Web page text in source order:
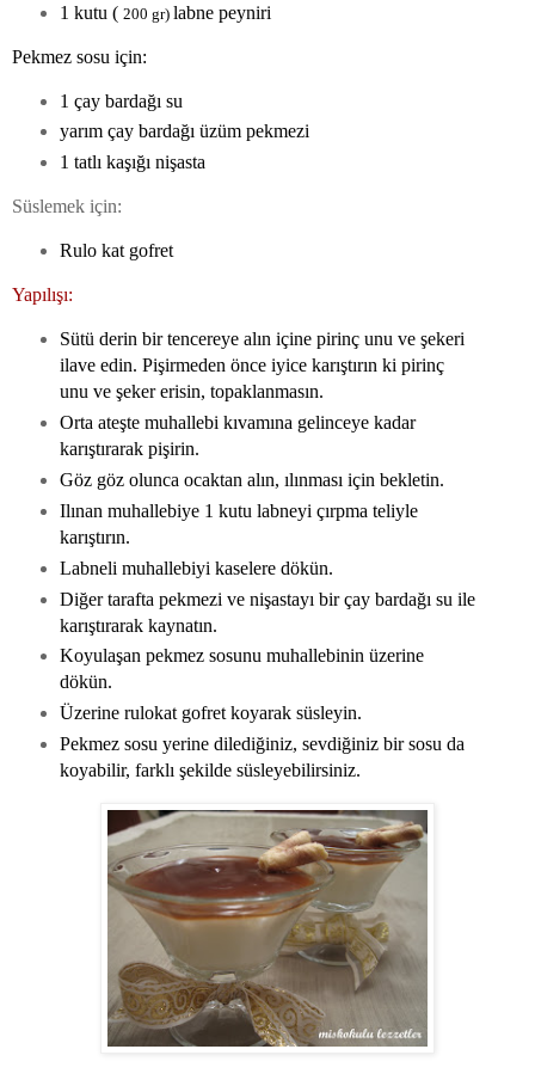
1 kutu ( 200 gr) labne peyniri
Pekmez sosu için:
1 çay bardağı su
yarım çay bardağı üzüm pekmezi
1 tatlı kaşığı nişasta
Süslemek için:
Rulo kat gofret
Yapılışı:
Sütü derin bir tencereye alın içine pirinç unu ve şekeri
ilave edin. Pişirmeden önce iyice karıştırın ki pirinç
unu ve şeker erisin, topaklanmasın.
Orta ateşte muhallebi kıvamına gelinceye kadar
karıştırarak pişirin.
Göz göz olunca ocaktan alın, ılınması için bekletin.
Ilınan muhallebiye 1 kutu labneyi çırpma teliyle
karıştırın.
Labneli muhallebiyi kaselere dökün.
Diğer tarafta pekmezi ve nişastayı bir çay bardağı su ile
karıştırarak kaynatın.
Koyulaşan pekmez sosunu muhallebinin üzerine
dökün.
Üzerine rulokat gofret koyarak süsleyin.
Pekmez sosu yerine dilediğiniz, sevdiğiniz bir sosu da
koyabilir, farklı şekilde süsleyebilirsiniz.